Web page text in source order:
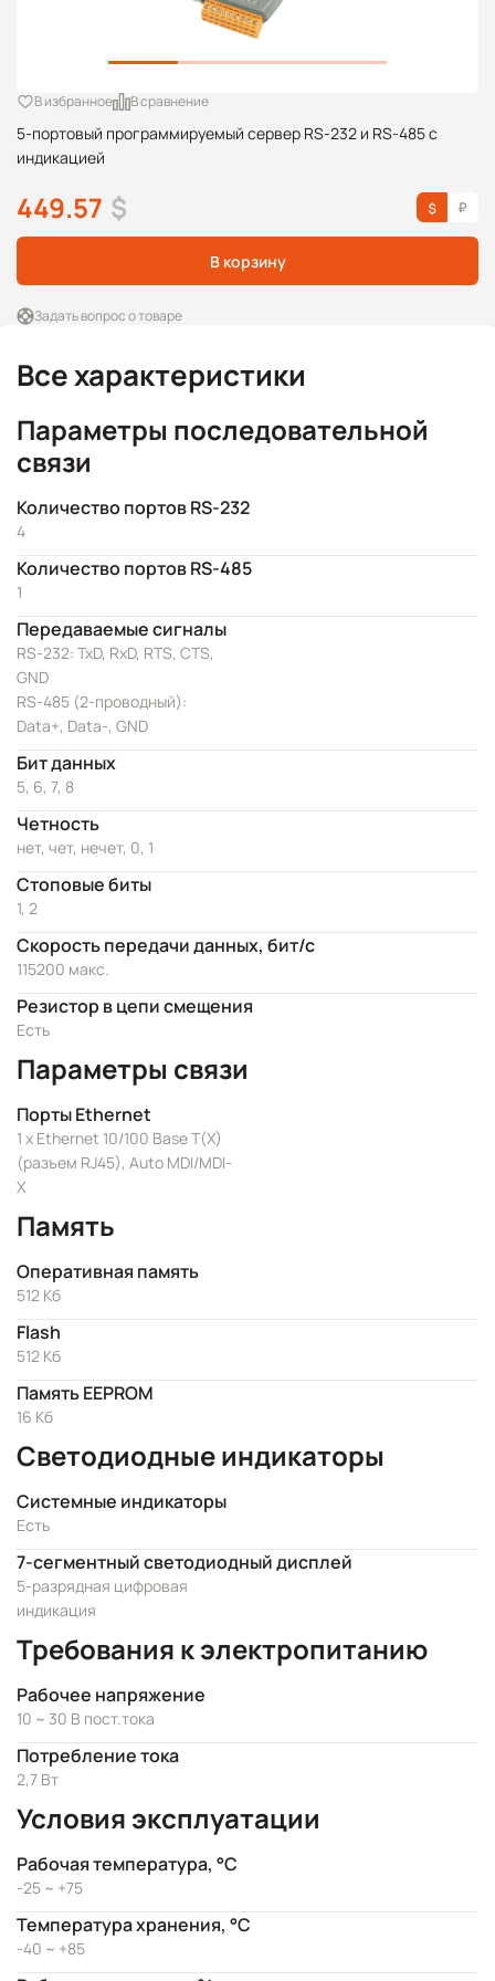
5-портовый программируемый сервер RS-232 и RS-485 с
индикацией
В избранное В сравнение
449.57 $
В корзину
Задать вопрос о товаре
Все характеристики
Параметры последовательной
связи
Количество портов RS-232
4
Количество портов RS-485
1
Передаваемые сигналы
RS-232: TxD, RxD, RTS, CTS,
GND
RS-485 (2-проводный):
Data+, Data-, GND
Бит данных
5, 6, 7, 8
Четность
нет, чет, нечет, 0, 1
Стоповые биты
1, 2
Скорость передачи данных, бит/с
115200 макс.
Резистор в цепи смещения
Есть
Параметры связи
Порты Ethernet
1 x Ethernet 10/100 Base T(X)
(разъем RJ45), Auto MDI/MDI-
X
Память
Оперативная память
512 Кб
Flash
512 Кб
Память EEPROM
16 Кб
Светодиодные индикаторы
Системные индикаторы
Есть
7-сегментный светодиодный дисплей
5-разрядная цифровая
индикация
Требования к электропитанию
Рабочее напряжение
10 ~ 30 В пост.тока
Потребление тока
2,7 Вт
Условия эксплуатации
Рабочая температура, °C
-25 ~ +75
Температура хранения, °C
-40 ~ +85